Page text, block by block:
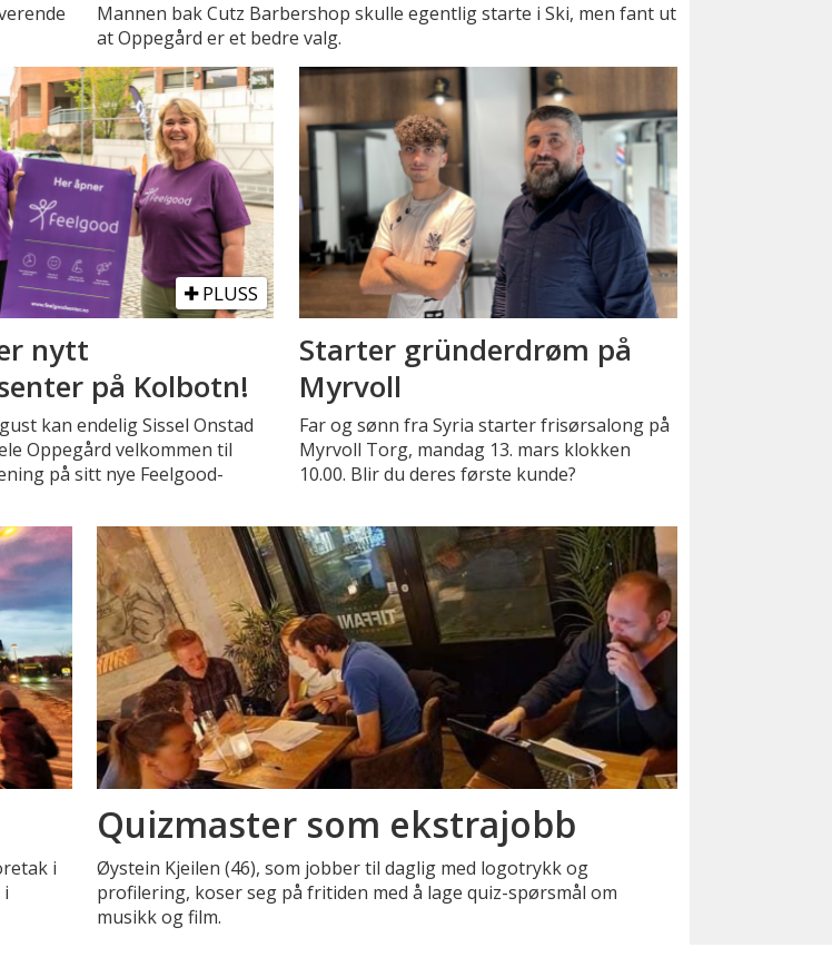
Mannen bak Cutz Barbershop skulle egentlig starte i Ski, men fant ut
at Oppegård er et bedre valg.
PLUSS
nytt
på Kolbotn!
kan endelig Sissel Onstad
Oppegård velkommen til
på sitt nye Feelgood-
Starter gründerdrøm på
Myrvoll
Far og sønn fra Syria starter frisørsalong på
Myrvoll Torg, mandag 13. mars klokken
10.00. Blir du deres første kunde?
i
i
Quizmaster som ekstrajobb
Øystein Kjeilen (46), som jobber til daglig med logotrykk og
profilering, koser seg på fritiden med å lage quiz-spørsmål om
musikk og film.